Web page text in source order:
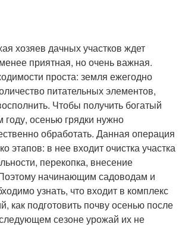
хозяев дачных участков ждет
приятная, но очень важная.
проста: земля ежегодно
питательных элементов,
Чтобы получить богатый
осенью грядки нужно
обработать. Данная операция
этапов: в нее входит очистка участка
перекопка, внесение
начинающим садоводам и
узнать, что входит в комплекс
как подготовить почву осенью после
сезоне урожай их не